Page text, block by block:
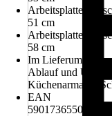
51 cm
58 cm
Im Lieferumfang
Ablauf und
Küchenarmatur,
EAN
5901736550102